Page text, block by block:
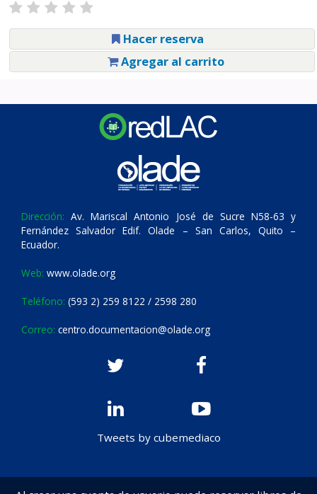
Hacer reserva
Agregar al carrito
Dirección: Av. Mariscal Antonio José de Sucre N58-63 y
Fernández Salvador Edif. Olade – San Carlos, Quito –
Ecuador.
Web: www.olade.org
Teléfono: (593 2) 259 8122 / 2598 280
Correo: centro.documentacion@olade.org
Tweets by cubemediaco